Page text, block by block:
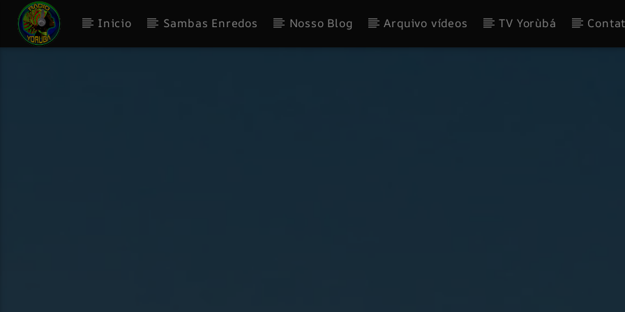
Inicio Sambas Enredos Nosso Blog Arquivo vídeos TV Yorùbá